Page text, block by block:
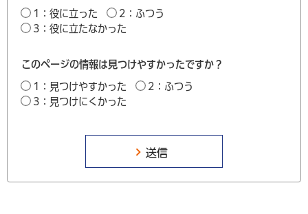
1：役に立った
2：ふつう
3：役に立たなかった
このページの情報は見つけやすかったですか？
1：見つけやすかった
2：ふつう
3：見つけにくかった